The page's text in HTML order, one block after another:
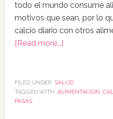
todo el mundo consume
motivos que sean, por lo
calcio diario con otros
[Read more...]
FILED UNDER: SALUD
TAGGED WITH: ALIMENTACIÓN,
PASAS